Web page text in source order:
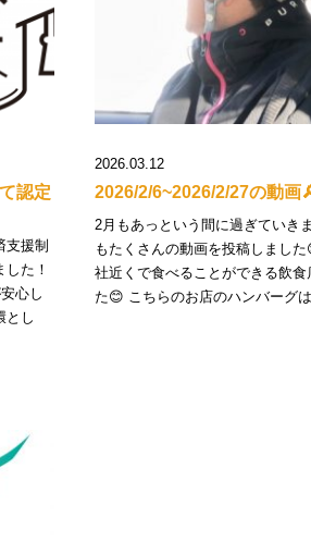
認定
支援制
た！
心し
とし
2026.03.12
2026/2/6~2026/2/27の動画
2月もあっという間に過ぎていき
もたくさんの動画を投稿しまし
社近くで食べることができる飲食
た😊 こちらのお店のハンバーグ